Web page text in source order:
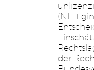
(NFT)
der